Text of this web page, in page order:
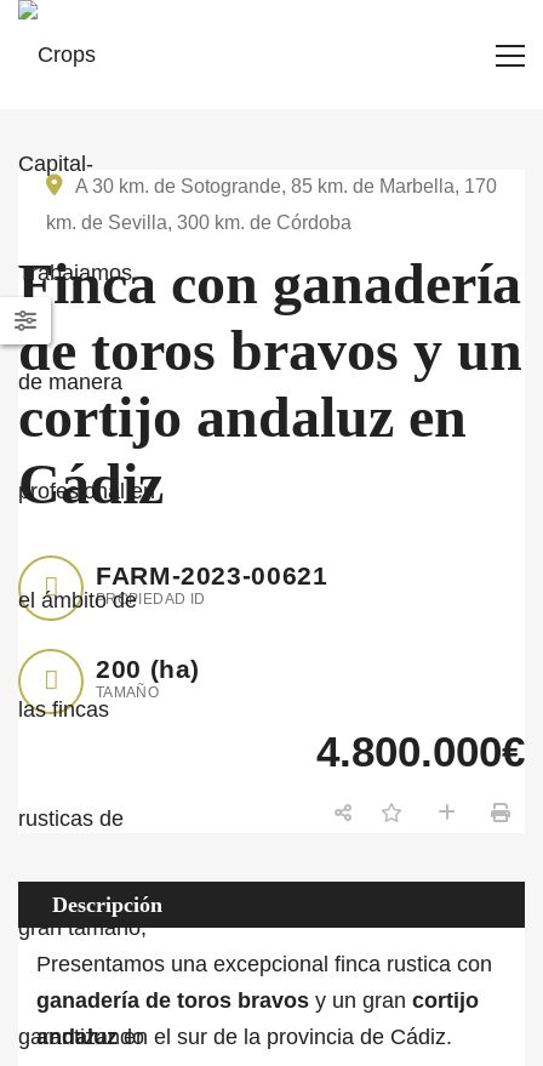
A 30 km. de Sotogrande, 85 km. de Marbella, 170
km. de Sevilla, 300 km. de Córdoba
Finca con ganadería
de toros bravos y un
cortijo andaluz en
Cádiz
FARM-2023-00621
PROPIEDAD ID
200 (ha)
TAMAÑO
4.800.000€
Descripción
Presentamos una excepcional finca rustica con
ganadería de toros bravos y un gran cortijo
andaluzen el sur de la provincia de Cádiz.